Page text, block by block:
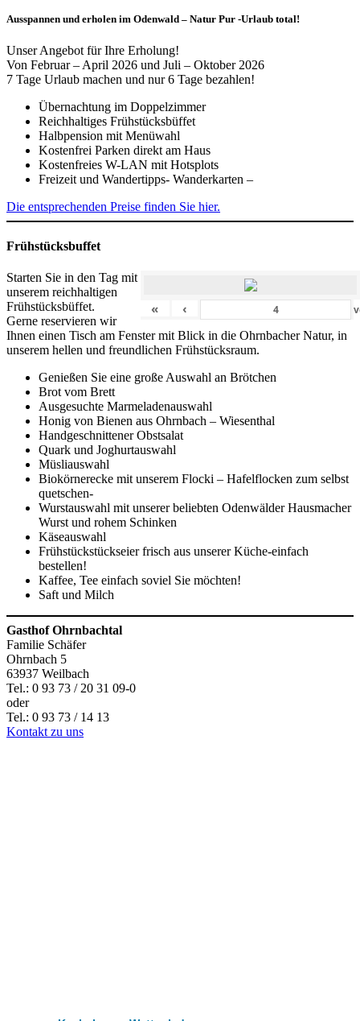
Ausspannen und erholen im Odenwald – Natur Pur -Urlaub total!
Unser Angebot für Ihre Erholung!
Von Februar – April 2026 und Juli – Oktober 2026
7 Tage Urlaub machen und nur 6 Tage bezahlen!
Übernachtung im Doppelzimmer
Reichhaltiges Frühstücksbüffet
Halbpension mit Menüwahl
Kostenfrei Parken direkt am Haus
Kostenfreies W-LAN mit Hotsplots
Freizeit und Wandertipps- Wanderkarten –
Die entsprechenden Preise finden Sie hier.
Frühstücksbuffet
« ‹
Starten Sie in den Tag mit
unserem reichhaltigen
Frühstücksbüffet.
Gerne reservieren wir
Ihnen einen Tisch am Fenster mit Blick in die Ohrnbacher Natur, in
unserem hellen und freundlichen Frühstücksraum.
Genießen Sie eine große Auswahl an Brötchen
Brot vom Brett
Ausgesuchte Marmeladenauswahl
Honig von Bienen aus Ohrnbach – Wiesenthal
Handgeschnittener Obstsalat
Quark und Joghurtauswahl
Müsliauswahl
Biokörnerecke mit unserem Flocki – Hafelflocken zum selbst
quetschen-
Wurstauswahl mit unserer beliebten Odenwälder Hausmacher
Wurst und rohem Schinken
Käseauswahl
Frühstückstückseier frisch aus unserer Küche-einfach
bestellen!
Kaffee, Tee einfach soviel Sie möchten!
Saft und Milch
Gasthof Ohrnbachtal
Familie Schäfer
Ohrnbach 5
63937 Weilbach
Tel.: 0 93 73 / 20 31 09-0
oder
Tel.: 0 93 73 / 14 13
Kontakt zu uns